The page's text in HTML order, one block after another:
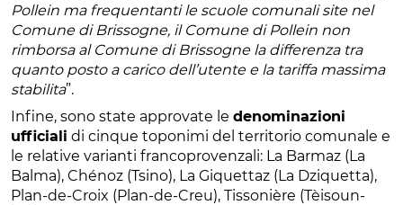
Pollein ma frequentanti le scuole comunali site nel
Comune di Brissogne, il Comune di Pollein non
rimborsa al Comune di Brissogne la differenza tra
quanto posto a carico dell’utente e la tariffa massima
stabilita”.
Infine, sono state approvate le denominazioni
ufficiali di cinque toponimi del territorio comunale e
le relative varianti francoprovenzali: La Barmaz (La
Balma), Chénoz (Tsino), La Giquettaz (La Dziquetta),
Plan-de-Croix (Plan-de-Creu), Tissonière (Tèisoun-